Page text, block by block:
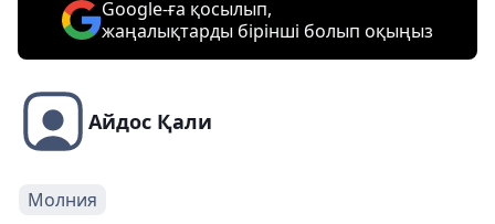
Google-ға қосылып,
жаңалықтарды бірінші болып оқыңыз
Айдос Қали
Молния